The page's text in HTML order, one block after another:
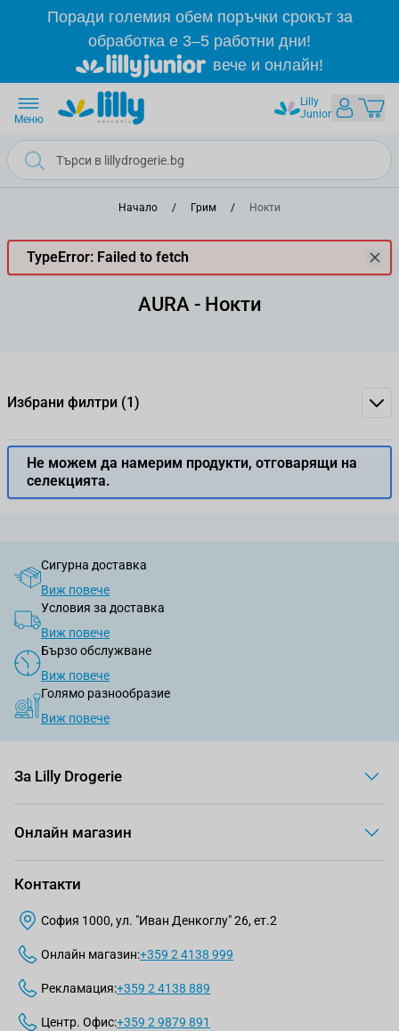
Прескачане към съдържанието
Поради големия обем поръчки срокът за
обработка е 3–5 работни дни!
вече и онлайн!
Lilly
Junior
Меню
Начало / Грим / Нокти
TypeError: Failed to fetch
AURA - Нокти
Избрани филтри (1)
Не можем да намерим продукти, отговарящи на
селекцията.
Сигурна доставка
Виж повече
Условия за доставка
Виж повече
Бързо обслужване
Виж повече
Голямо разнообразие
Виж повече
За Lilly Drogerie
Онлайн магазин
Контакти
София 1000, ул. "Иван Денкоглу" 26, ет.2
Онлайн магазин:+359 2 4138 999
Рекламация:+359 2 4138 889
Центр. Офис:+359 2 9879 891